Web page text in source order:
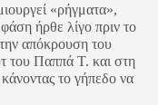
«ρήγματα»,
ήρθε λίγο πριν το
απόκρουση του
του Παππά Τ. και στη
το γήπεδο να